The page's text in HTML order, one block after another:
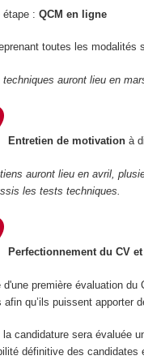
étape : QCM en ligne
toutes les modalités
auront lieu en
Entretien de motivationà
auront lieu en avril,
les tests techniques.
Perfectionnement du CV
d'une première évaluation
afin qu’ils puissent apporter
la candidature sera évaluée
définitive des candidates